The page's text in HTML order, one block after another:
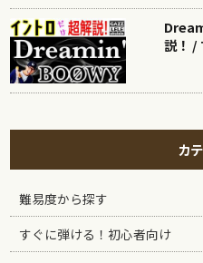
説！ /
カ
難易度から探す
すぐに弾ける！初心者向け